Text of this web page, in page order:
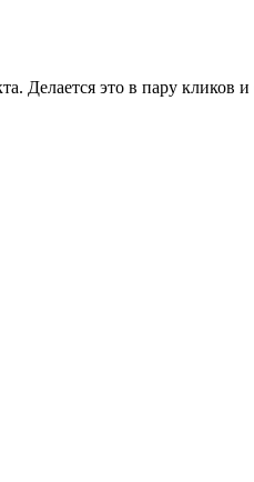
Делается это в пару кликов